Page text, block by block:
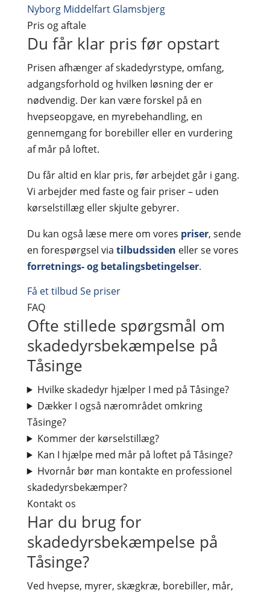
Nyborg Middelfart Glamsbjerg
Pris og aftale
Du får klar pris før opstart
Prisen afhænger af skadedyrstype, omfang,
adgangsforhold og hvilken løsning der er
nødvendig. Der kan være forskel på en
hvepseopgave, en myrebehandling, en
gennemgang for borebiller eller en vurdering
af mår på loftet.
Du får altid en klar pris, før arbejdet går i gang.
Vi arbejder med faste og fair priser – uden
kørselstillæg eller skjulte gebyrer.
Du kan også læse mere om vores priser, sende
en forespørgsel via tilbudssiden eller se vores
forretnings- og betalingsbetingelser.
Få et tilbud Se priser
FAQ
Ofte stillede spørgsmål om
skadedyrsbekæmpelse på
Tåsinge
Hvilke skadedyr hjælper I med på Tåsinge?
Dækker I også nærområdet omkring
Tåsinge?
Kommer der kørselstillæg?
Kan I hjælpe med mår på loftet på Tåsinge?
Hvornår bør man kontakte en professionel
skadedyrsbekæmper?
Kontakt os
Har du brug for
skadedyrsbekæmpelse på
Tåsinge?
Ved hvepse, myrer, skægkræ, borebiller, mår,